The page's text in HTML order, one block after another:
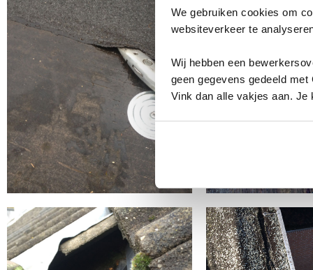
We gebruiken cookies om
websiteverkeer te
Wij hebben een
geen gegevens gedeeld
Vink dan alle vakjes aan.